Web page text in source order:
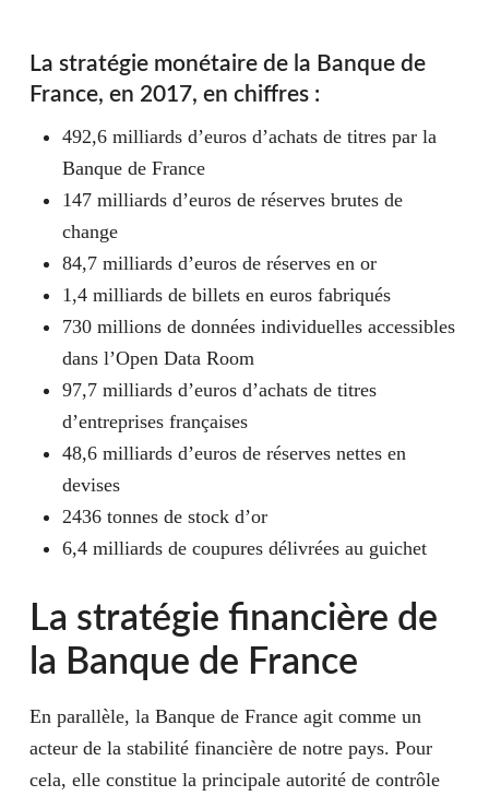
La stratégie monétaire de la Banque de
France, en 2017, en chiffres :
492,6 milliards d’euros d’achats de titres par la
Banque de France
147 milliards d’euros de réserves brutes de
change
84,7 milliards d’euros de réserves en or
1,4 milliards de billets en euros fabriqués
730 millions de données individuelles accessibles
dans l’Open Data Room
97,7 milliards d’euros d’achats de titres
d’entreprises françaises
48,6 milliards d’euros de réserves nettes en
devises
2436 tonnes de stock d’or
6,4 milliards de coupures délivrées au guichet
La stratégie financière de
la Banque de France
En parallèle, la Banque de France agit comme un
acteur de la stabilité financière de notre pays. Pour
cela, elle constitue la principale autorité de contrôle